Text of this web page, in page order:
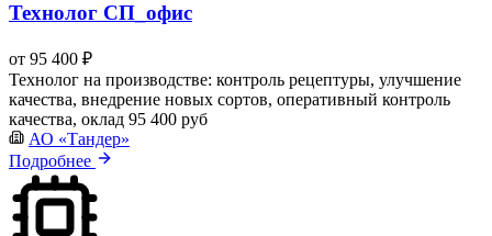
Технолог СП_офис
от 95 400 ₽
Технолог на производстве: контроль рецептуры, улучшение
качества, внедрение новых сортов, оперативный контроль
качества, оклад 95 400 руб
АО «Тандер»
Подробнее